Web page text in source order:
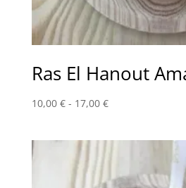
Ras El Hanout
10,00 € - 17,00 €Rango
hasta